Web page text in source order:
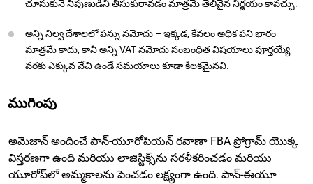
చూసుకునే నిపుణుడిని తీసుకురావడం మాత్రమే తెలివైన నిర్ణయం కావచ్చు.
అన్ని నిల్వ దేశాలలో పన్ను నమోదు – ఇక్కడ, కేవలం అధిక పని భారం
మాత్రమే కాదు, కానీ అన్ని VAT నమోదు సంబంధిత విషయాలు పూర్తయ్యే
వరకు ఎక్కువ వేచి ఉండే సమయాలు కూడా కీలకమైనవి.
ముగింపు
అమెజాన్ అందించే పాన్-యూరోపియన్ రవాణా FBA ప్రోగ్రామ్ యొక్క
విస్తరణగా ఉంది మరియు లాజిస్టిక్స్‌ను సరళీకరించడం మరియు
యూరోప్‌లో అమ్మకాలను పెంచడం లక్ష్యంగా ఉంది. పాన్-ఈయూ